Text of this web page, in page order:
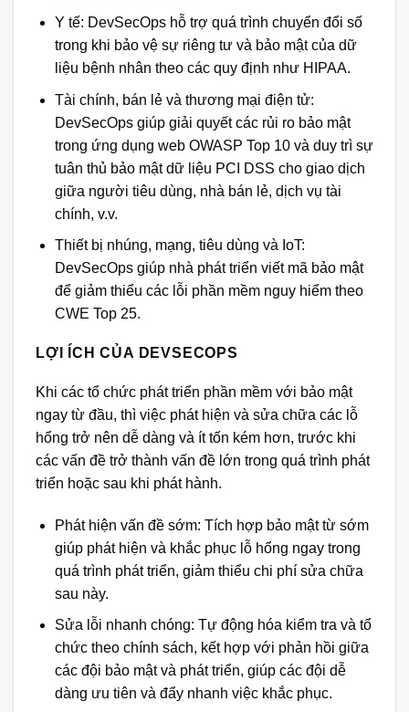
Y tế: DevSecOps hỗ trợ quá trình chuyển đổi số
trong khi bảo vệ sự riêng tư và bảo mật của dữ
liệu bệnh nhân theo các quy định như HIPAA.
Tài chính, bán lẻ và thương mại điện tử:
DevSecOpsgiúp giải quyết các rủi ro bảo mật
trong ứng dụng web OWASP Top 10 và duy trì sự
tuân thủ bảo mật dữ liệu PCI DSS cho giao dịch
giữa người tiêu dùng, nhà bán lẻ, dịch vụ tài
chính, v.v.
Thiết bị nhúng, mạng, tiêu dùng và IoT:
DevSecOps giúp nhà phát triển viết mã bảo mật
để giảm thiểu các lỗi phần mềm nguy hiểm theo
CWE Top 25.
LỢI ÍCH CỦA DEVSECOPS
Khi các tổ chức phát triển phần mềm với bảo mật
ngay từ đầu, thì việc phát hiện và sửa chữa các lỗ
hổng trở nên dễ dàng và ít tốn kém hơn, trước khi
các vấn đề trở thành vấn đề lớn trong quá trình phát
triển hoặc sau khi phát hành.
Phát hiện vấn đề sớm: Tích hợp bảo mật từ sớm
giúp phát hiện và khắc phục lỗ hổng ngay trong
quá trình phát triển, giảm thiểu chi phí sửa chữa
sau này.
Sửa lỗi nhanh chóng: Tự động hóa kiểm tra và tổ
chức theo chính sách, kết hợp với phản hồi giữa
các đội bảo mật và phát triển, giúp các đội dễ
dàng ưu tiên và đẩy nhanh việc khắc phục.